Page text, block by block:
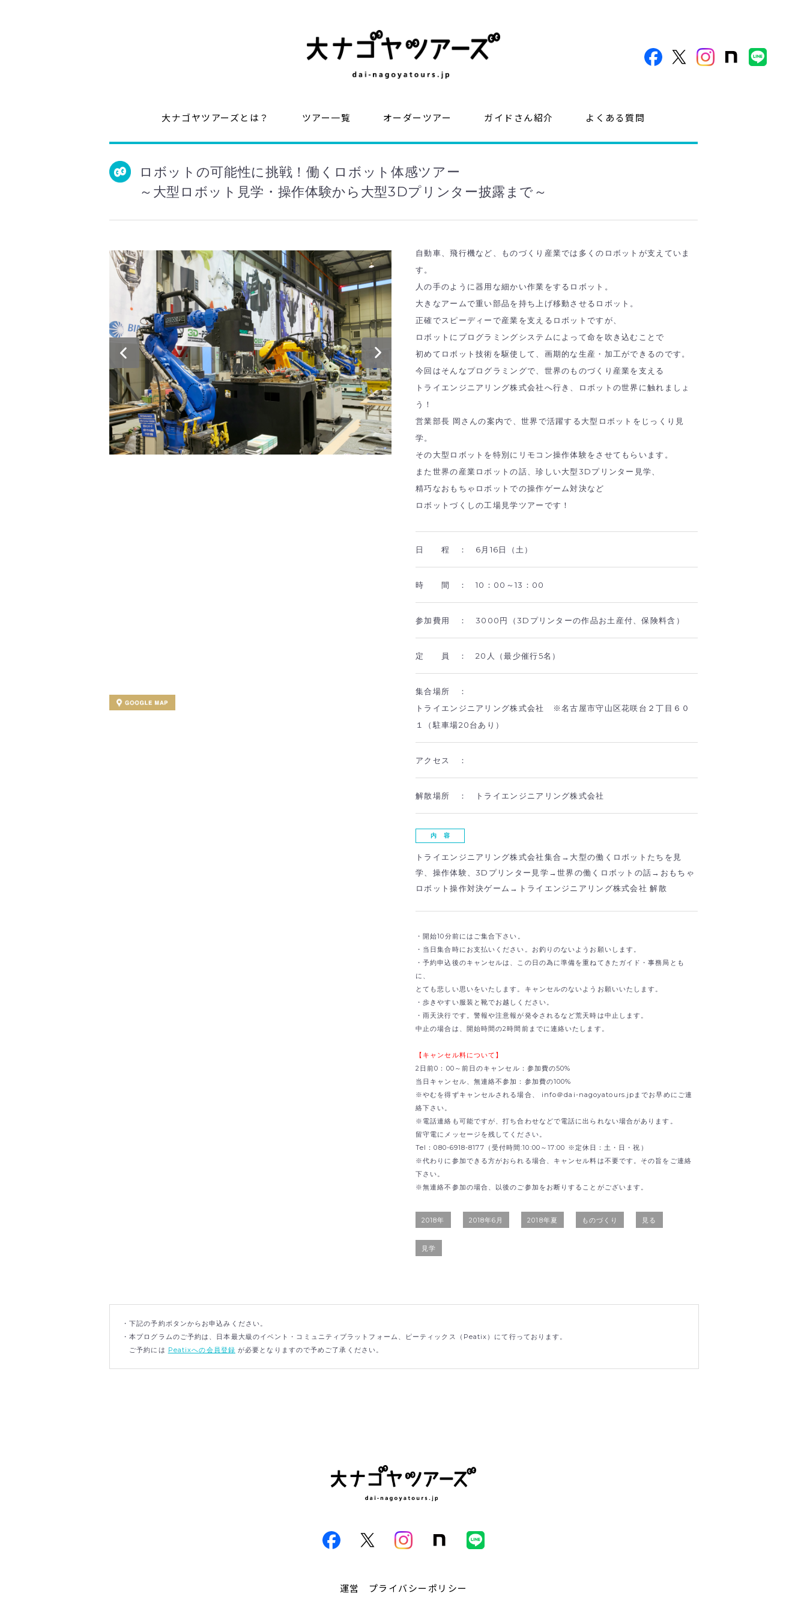
大ナゴヤツアーズとは？ ツアー一覧 オーダーツアー ガイドさん紹介 よくある質問
ロボットの可能性に挑戦！働くロボット体感ツアー
～大型ロボット見学・操作体験から大型3Dプリンター披露まで～
自動車、飛行機など、ものづくり産業では多くのロボットが支えていま
す。
人の手のように器用な細かい作業をするロボット。
大きなアームで重い部品を持ち上げ移動させるロボット。
正確でスピーディーで産業を支えるロボットですが、
ロボットにプログラミングシステムによって命を吹き込むことで
初めてロボット技術を駆使して、画期的な生産・加工ができるのです。
今回はそんなプログラミングで、世界のものづくり産業を支える
トライエンジニアリング株式会社へ行き、ロボットの世界に触れましょ
う！
営業部長 岡さんの案内で、世界で活躍する大型ロボットをじっくり見
学。
その大型ロボットを特別にリモコン操作体験をさせてもらいます。
また世界の産業ロボットの話、珍しい大型3Dプリンター見学、
精巧なおもちゃロボットでの操作ゲーム対決など
ロボットづくしの工場見学ツアーです！
日 程 ： 6月16日（土）
時 間 ：10：00～13：00
参加費用 ：3000円（3Dプリンターの作品お土産付、保険料含）
定 員 ：20人（最少催行5名）
集合場所 ：
トライエンジニアリング株式会社 ※名古屋市守山区花咲台２丁目６０
１（駐車場20台あり）
アクセス ：
解散場所 ： トライエンジニアリング株式会社
内 容
トライエンジニアリング株式会社集合→大型の働くロボットたちを見
学、操作体験、3Dプリンター見学→世界の働くロボットの話→おもちゃ
ロボット操作対決ゲーム→トライエンジニアリング株式会社 解散
・開始10分前にはご集合下さい。
・当日集合時にお支払いください。お釣りのないようお願いします。
・予約申込後のキャンセルは、この日の為に準備を重ねてきたガイド・事務局とも
に、
とても悲しい思いをいたします。キャンセルのないようお願いいたします。
・歩きやすい服装と靴でお越しください。
・雨天決行です。警報や注意報が発令されるなど荒天時は中止します。
中止の場合は、開始時間の2時間前までに連絡いたします。
【キャンセル料について】
2日前0：00～前日のキャンセル：参加費の50%
当日キャンセル、無連絡不参加：参加費の100%
※やむを得ずキャンセルされる場合、 info＠dai-nagoyatours.jpまでお早めにご連
絡下さい。
※電話連絡も可能ですが、打ち合わせなどで電話に出られない場合があります。
留守電にメッセージを残してください。
Tel：080-6918-8177（受付時間:10:00～17:00 ※定休日：土・日・祝）
※代わりに参加できる方がおられる場合、キャンセル料は不要です。その旨をご連絡
下さい。
※無連絡不参加の場合、以後のご参加をお断りすることがございます。
2018年 2018年6月 2018年夏 ものづくり 見る
見学
・下記の予約ボタンからお申込みください。
・本プログラムのご予約は、日本最大級のイベント・コミュニティプラットフォーム、ピーティックス（Peatix）にて行っております。
ご予約には Peatixへの会員登録 が必要となりますので予めご了承ください。
運営 プライバシーポリシー